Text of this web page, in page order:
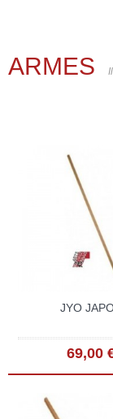
ARMES
JYO
69,00